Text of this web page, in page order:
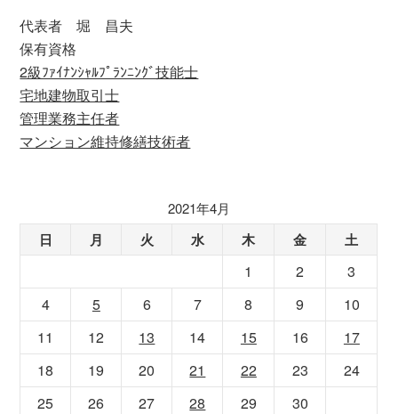
代表者 堀 昌夫
保有資格
2級ﾌｧｲﾅﾝｼｬﾙﾌﾟﾗﾝﾆﾝｸﾞ技能士
宅地建物取引士
管理業務主任者
マンション維持修繕技術者
2021年4月
日 月 火 水 木 金 土
1 2
3
4
5 6 7 8 9
10
11
12 13 14 15 16
17
18
19 20 21 22 23
24
25
26 27 28 29 30